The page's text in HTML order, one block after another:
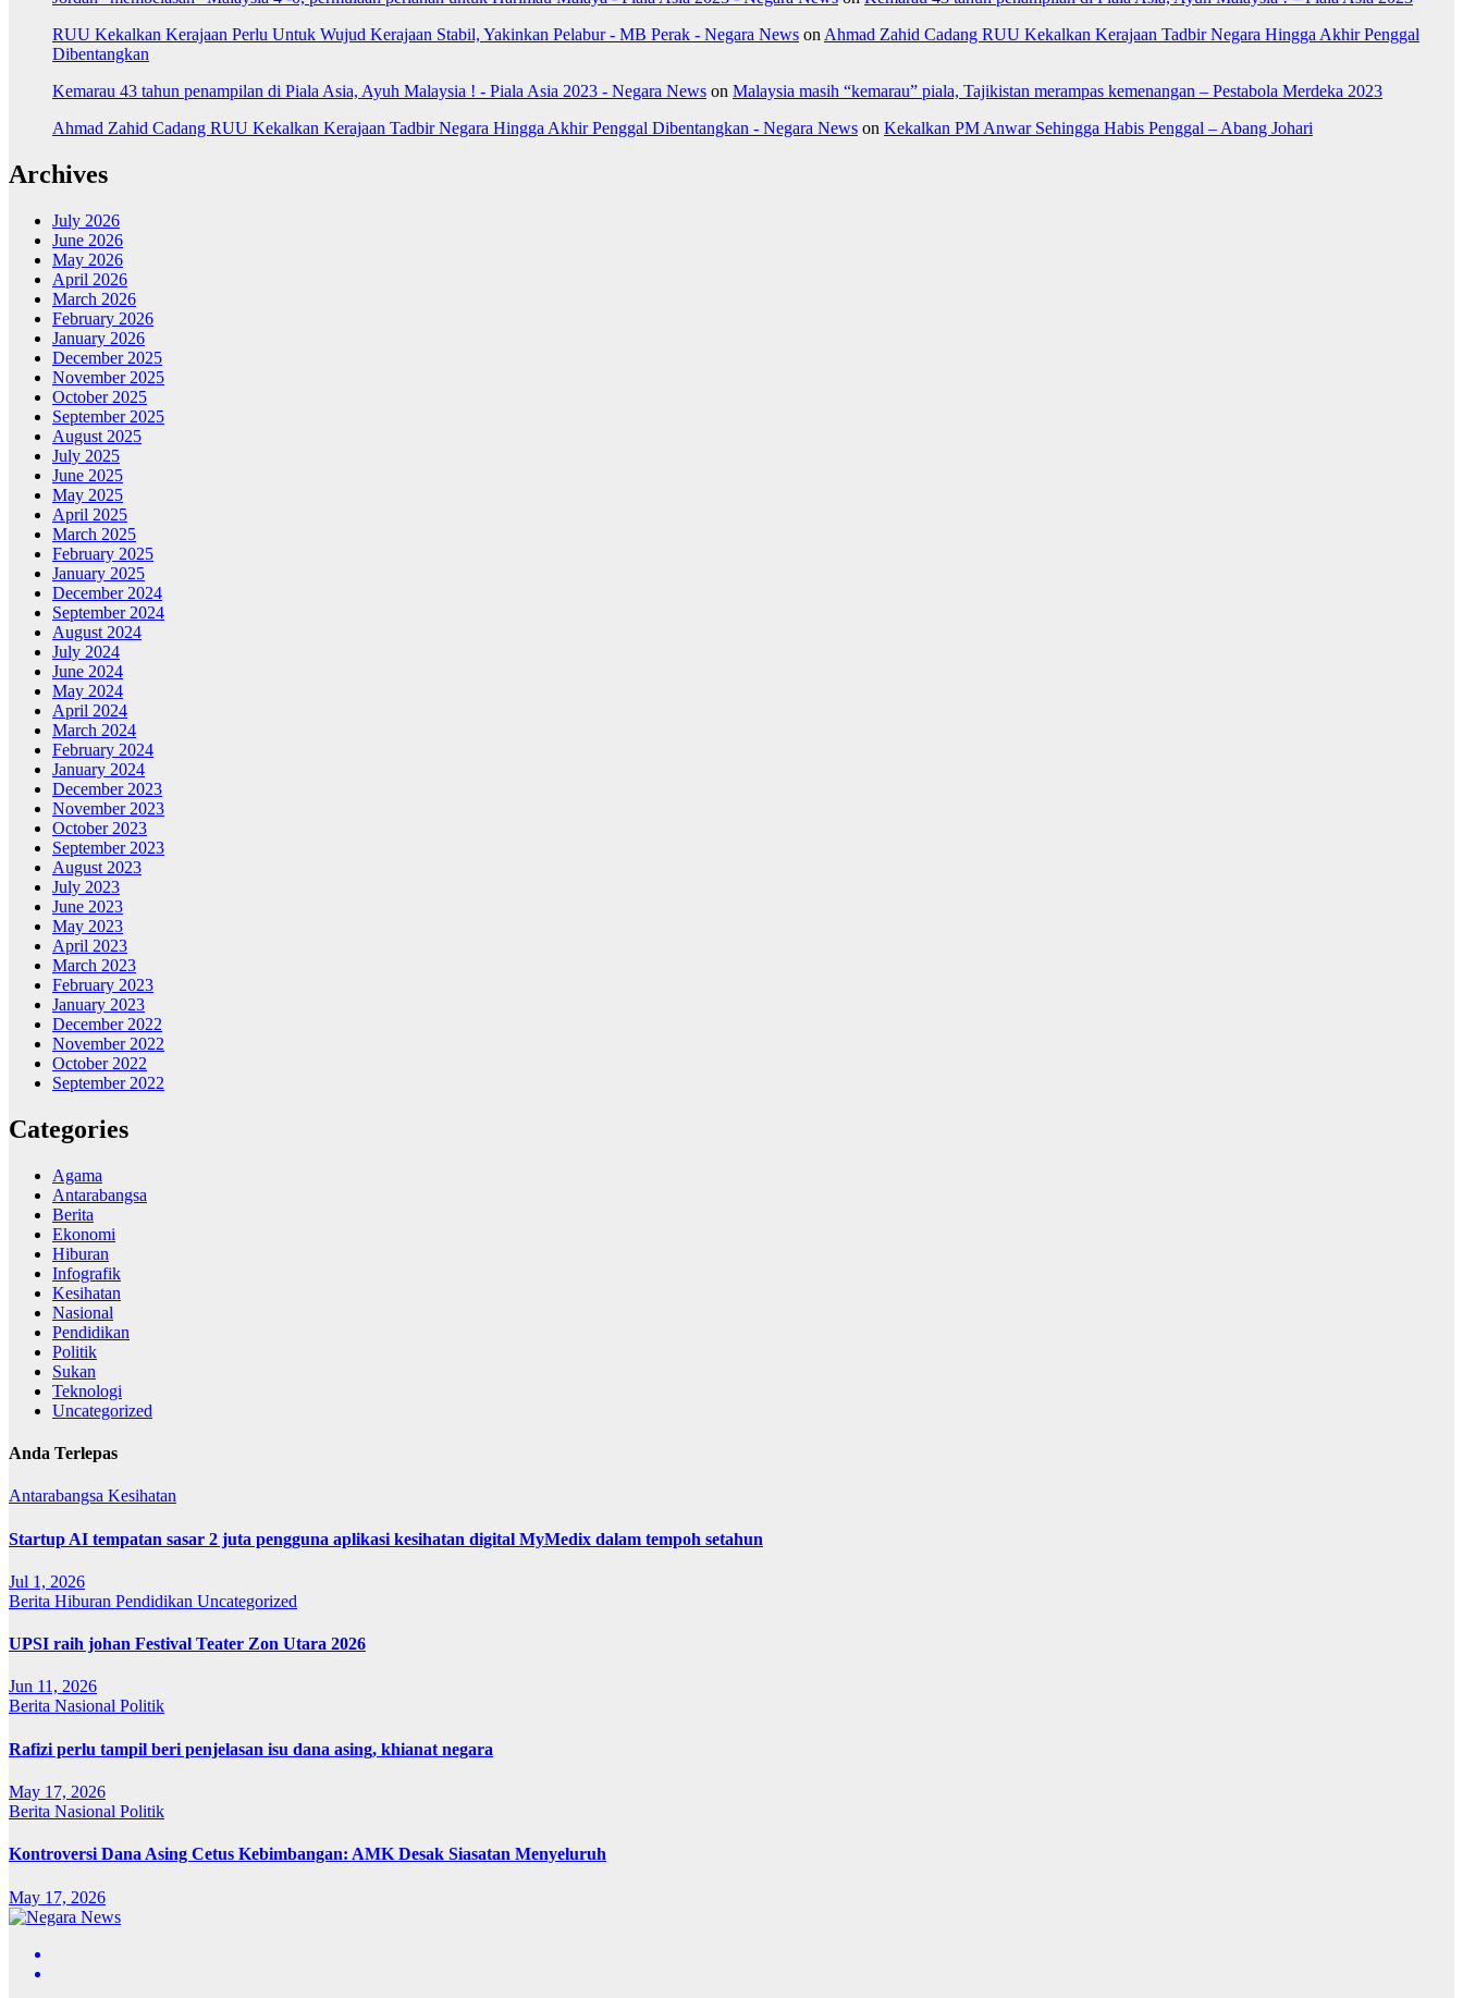
RUU Kekalkan Kerajaan Perlu Untuk Wujud Kerajaan Stabil, Yakinkan Pelabur - MB Perak - Negara News on Ahmad Zahid Cadang RUU Kekalkan Kerajaan Tadbir Negara Hingga Akhir Penggal
Dibentangkan
Kemarau 43 tahun penampilan di Piala Asia, Ayuh Malaysia ! - Piala Asia 2023 - Negara News on Malaysia masih “kemarau” piala, Tajikistan merampas kemenangan – Pestabola Merdeka 2023
Ahmad Zahid Cadang RUU Kekalkan Kerajaan Tadbir Negara Hingga Akhir Penggal Dibentangkan - Negara News on Kekalkan PM Anwar Sehingga Habis Penggal – Abang Johari
Archives
July 2026
June 2026
May 2026
April 2026
March 2026
February 2026
January 2026
December 2025
November 2025
October 2025
September 2025
August 2025
July 2025
June 2025
May 2025
April 2025
March 2025
February 2025
January 2025
December 2024
September 2024
August 2024
July 2024
June 2024
May 2024
April 2024
March 2024
February 2024
January 2024
December 2023
November 2023
October 2023
September 2023
August 2023
July 2023
June 2023
May 2023
April 2023
March 2023
February 2023
January 2023
December 2022
November 2022
October 2022
September 2022
Categories
Agama
Antarabangsa
Berita
Ekonomi
Hiburan
Infografik
Kesihatan
Nasional
Pendidikan
Politik
Sukan
Teknologi
Uncategorized
Anda Terlepas
Antarabangsa Kesihatan
Startup AI tempatan sasar 2 juta pengguna aplikasi kesihatan digital MyMedix dalam tempoh setahun
Jul 1, 2026
Berita Hiburan Pendidikan Uncategorized
UPSI raih johan Festival Teater Zon Utara 2026
Jun 11, 2026
Berita Nasional Politik
Rafizi perlu tampil beri penjelasan isu dana asing, khianat negara
May 17, 2026
Berita Nasional Politik
Kontroversi Dana Asing Cetus Kebimbangan: AMK Desak Siasatan Menyeluruh
May 17, 2026